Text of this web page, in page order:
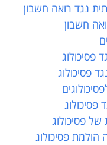
רואה חשבון
חשבון
פסיכולוג
פסיכולוג